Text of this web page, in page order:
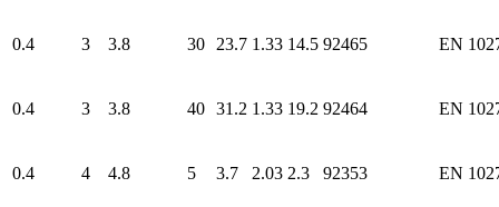
0.4 3 3.8 30 23.7 1.33 14.5 92465 EN
0.4 3 3.8 40 31.2 1.33 19.2 92464 EN
0.4 4 4.8 5 3.7 2.03 2.3 92353 EN